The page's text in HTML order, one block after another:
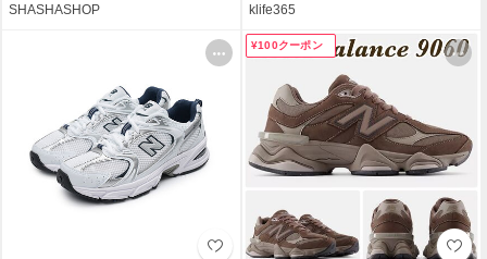
SHASHASHOP klife365
¥100クーポン